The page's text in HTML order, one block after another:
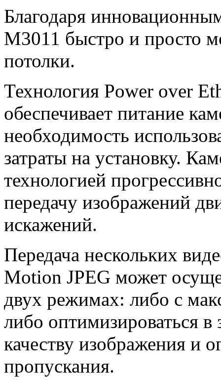
Благодаря
M3011 быстро и просто
потолки.
Технология Power over
обеспечивает питание
необходимость
затраты на установку.
технологией
передачу изображений
искажений.
Передача нескольких
Motion JPEG может
двух режимах: либо с
либо оптимизироваться в
качеству изображения и
пропускания.